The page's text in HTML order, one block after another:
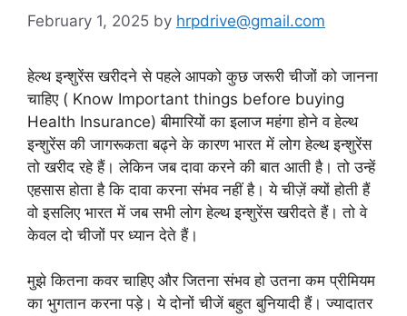
February 1, 2025 by hrpdrive@gmail.com
हेल्थ इन्शुरेंस खरीदने से पहले आपको कुछ जरूरी चीजों को जानना
चाहिए ( Know Important things before buying
Health Insurance) बीमारियों का इलाज महंगा होने व हेल्थ
इन्शुरेंस की जागरूकता बढ्ने के कारण भारत में लोग हेल्थ इन्शुरेंस
तो खरीद रहे हैं। लेकिन जब दावा करने की बात आती है। तो उन्हें
एहसास होता है कि दावा करना संभव नहीं है। ये चीज़ें क्यों होती हैं
वो इसलिए भारत में जब सभी लोग हेल्थ इन्शुरेंस खरीदते हैं। तो वे
केवल दो चीजों पर ध्यान देते हैं।
मुझे कितना कवर चाहिए और जितना संभव हो उतना कम प्रीमियम
का भुगतान करना पड़े। ये दोनों चीजें बहुत बुनियादी हैं। ज्यादातर